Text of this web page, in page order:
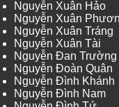
Nguyễn Xuân Hảo
Nguyễn Xuân
Nguyễn Xuân Tráng
Nguyễn Xuân Tài
Nguyễn Đan Trường
Nguyễn Đoàn Quân
Nguyễn Đình Khánh
Nguyễn Đình Nam